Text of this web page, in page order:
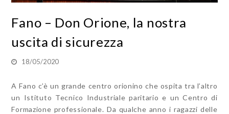
Fano – Don Orione, la nostra
uscita di sicurezza
18/05/2020
A Fano c’è un grande centro orionino che ospita tra l’altro
un Istituto Tecnico Industriale paritario e un Centro di
Formazione professionale. Da qualche anno i ragazzi delle